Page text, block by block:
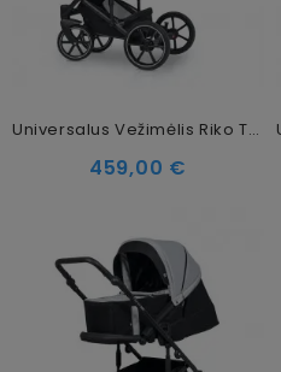
Universalus Vežimėlis Riko Trex 2in1 Energy Pink
459,00 €